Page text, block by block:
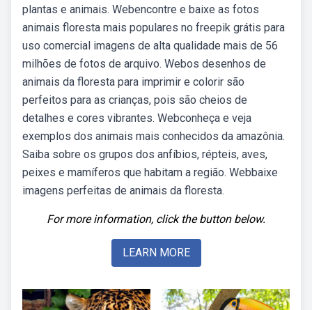
plantas e animais. Webencontre e baixe as fotos
animais floresta mais populares no freepik grátis para
uso comercial imagens de alta qualidade mais de 56
milhões de fotos de arquivo. Webos desenhos de
animais da floresta para imprimir e colorir são
perfeitos para as crianças, pois são cheios de
detalhes e cores vibrantes. Webconheça e veja
exemplos dos animais mais conhecidos da amazônia.
Saiba sobre os grupos dos anfíbios, répteis, aves,
peixes e mamíferos que habitam a região. Webbaixe
imagens perfeitas de animais da floresta.
For more information, click the button below.
LEARN MORE